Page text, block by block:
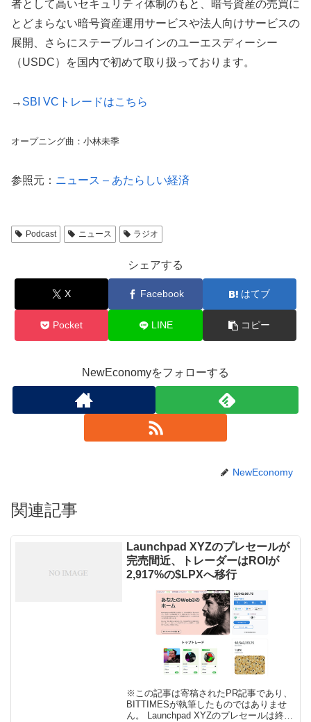
者として高いセキュリティ体制のもと、暗号資産の売買に
とどまらない暗号資産運用サービスや法人向けサービスの
展開、さらにステーブルコインのユーエスディーシー
（USDC）を国内で初めて取り扱っております。
→ SBI VCトレードはこちら
オープニング曲：小林未季
参照元： ニュース – あたらしい経済
Podcast ニュース ラジオ
シェアする
X Facebook はてブ
Pocket LINE コピー
NewEconomyをフォローする
NewEconomy
関連記事
Launchpad XYZのプレセールが
完売間近、トレーダーはROIが
2,917%の$LPXへ移行
※この記事は寄稿されたPR記事であり、
BITTIMESが執筆したものではありませ
ん。 Launchpad XYZのプレセールは終了